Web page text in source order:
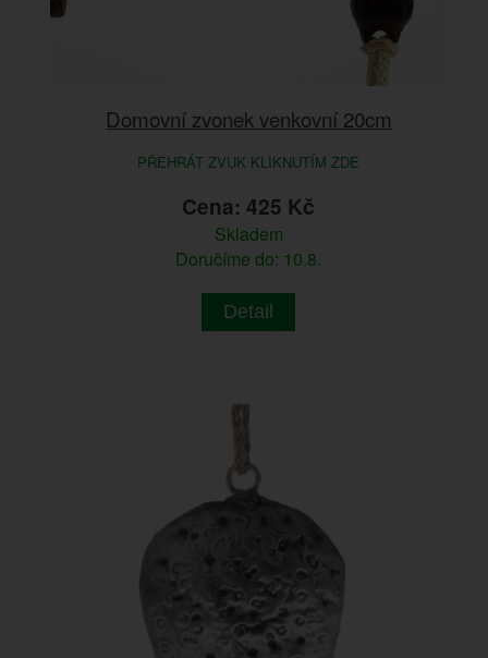
Domovní zvonek venkovní 20cm
PŘEHRÁT ZVUK KLIKNUTÍM ZDE
Cena: 425 Kč
Skladem
Doručíme do: 10.8.
Detail